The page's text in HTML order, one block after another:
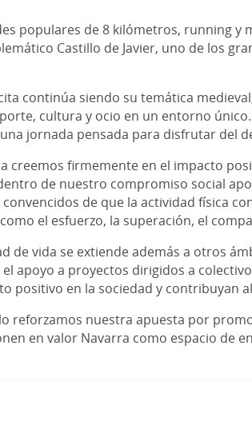
populares de 8 kilómetros, running y
Castillo de Javier, uno de los
continúa siendo su temática
cultura y ocio en un entorno único.
jornada pensada para disfrutar del
creemos firmemente en el impacto
de nuestro compromiso social
de que la actividad física
el esfuerzo, la superación, el
de vida se extiende además a otros
apoyo a proyectos dirigidos a
positivo en la sociedad y contribuyan
reforzamos nuestra apuesta por
en valor Navarra como espacio de